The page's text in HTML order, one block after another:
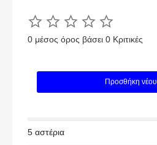
0 μέσος όρος βάσει 0 Κριτικές
Προσθήκη νέου
5 αστέρια